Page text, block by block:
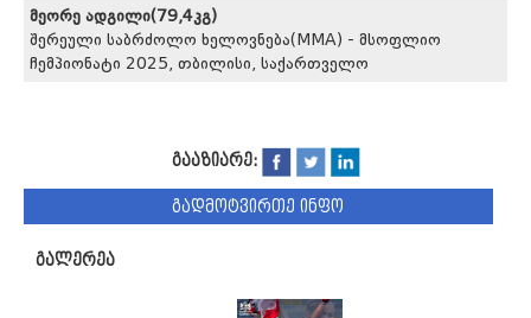
მეორე ადგილი(79,4კგ)
შერეული საბრძოლო ხელოვნება(MMA) - მსოფლიო
ჩემპიონატი 2025, თბილისი, საქართველო
გააზიარე:
გადმოტვირთე ინფო
გალერეა